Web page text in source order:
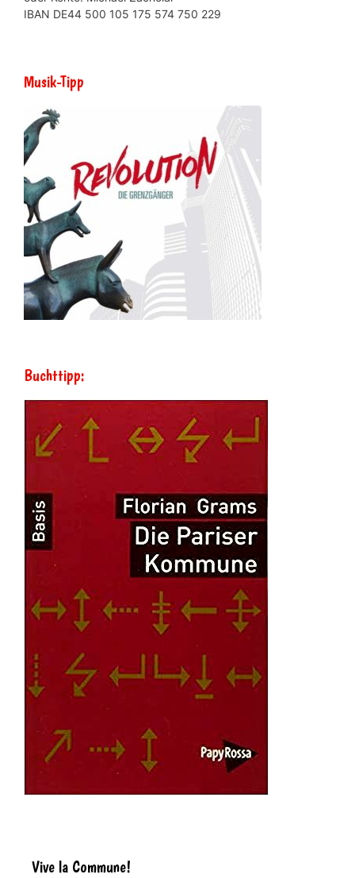
IBAN DE44 500 105 175 574 750 229
Musik-Tipp
Buchttipp:
Vive la Commune!